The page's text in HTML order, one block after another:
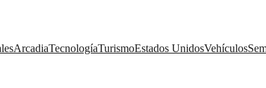
ArcadiaTecnologíaTurismoEstados UnidosVehículos